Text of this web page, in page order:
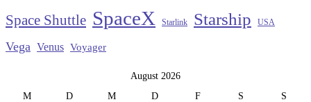
Space Shuttle SpaceX Starlink Starship USA
Vega Venus Voyager
August 2026
M
D M D F S S